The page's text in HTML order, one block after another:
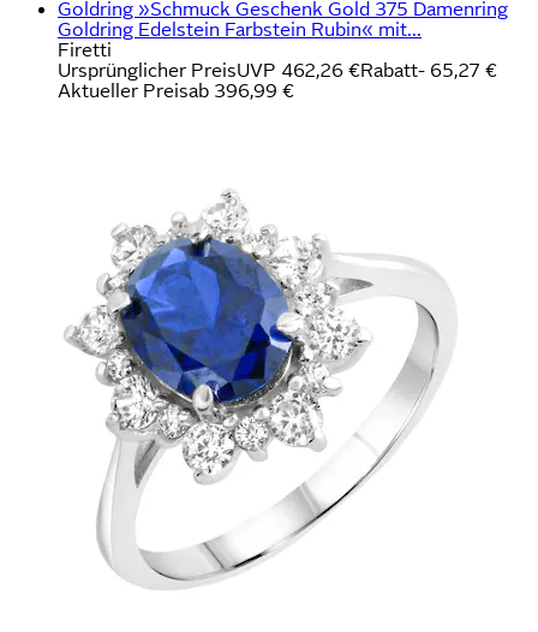
Goldring »Schmuck Geschenk Gold 375 Damenring
Goldring Edelstein Farbstein Rubin« mit...
Firetti
Ursprünglicher PreisUVP 462,26 €Rabatt- 65,27 €
Aktueller Preisab 396,99 €